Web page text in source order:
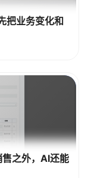
把业务变化和
之外，AI还能